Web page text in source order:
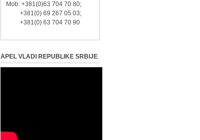
Mob: +381(0)63 704 70 80;
+381(0) 69 267 05 03;
+381(0) 63 704 70 90
APEL VLADI REPUBLIKE SRBIJE